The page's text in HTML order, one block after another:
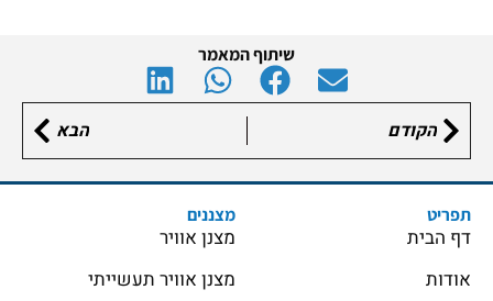
שיתוף המאמר
הקודם הבא
תפריט
דף הבית
אודות
מצננים
מצנן אוויר
מצנן אוויר תעשייתי